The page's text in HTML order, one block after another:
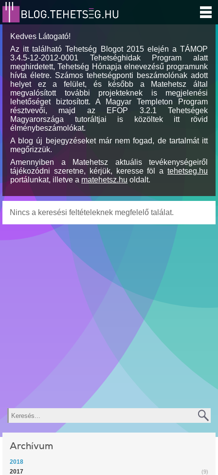
Kedves Látogató!
Az itt található Tehetség Blogot 2015 elején a TÁMOP
3.4.5-12-2012-0001 Tehetséghidak Program alatt
meghirdetett, Tehetség Hónapja elnevezésű programunk
hívta életre. Számos tehetségponti beszámolónak adott
helyet ez a felület, és később a Matehetsz által
megvalósított további projekteknek is megjelenési
lehetőséget biztosított. A Magyar Templeton Program
résztvevői, majd az EFOP 3.2.1 Tehetségek
Magyarországa tutoráltjai is közöltek itt rövid
élménybeszámolókat.
A blog új bejegyzéseket már nem fogad, de tartalmát itt
megőrizzük.
Amennyiben a Matehetsz aktuális tevékenységeiről
tájékozódni szeretne, kérjük, keresse föl a tehetseg.hu
portálunkat, illetve a matehetsz.hu oldalt.
Nincs a keresési feltételeknek megfelelő találat.
Keresés
Archívum
2018
(9)
2017